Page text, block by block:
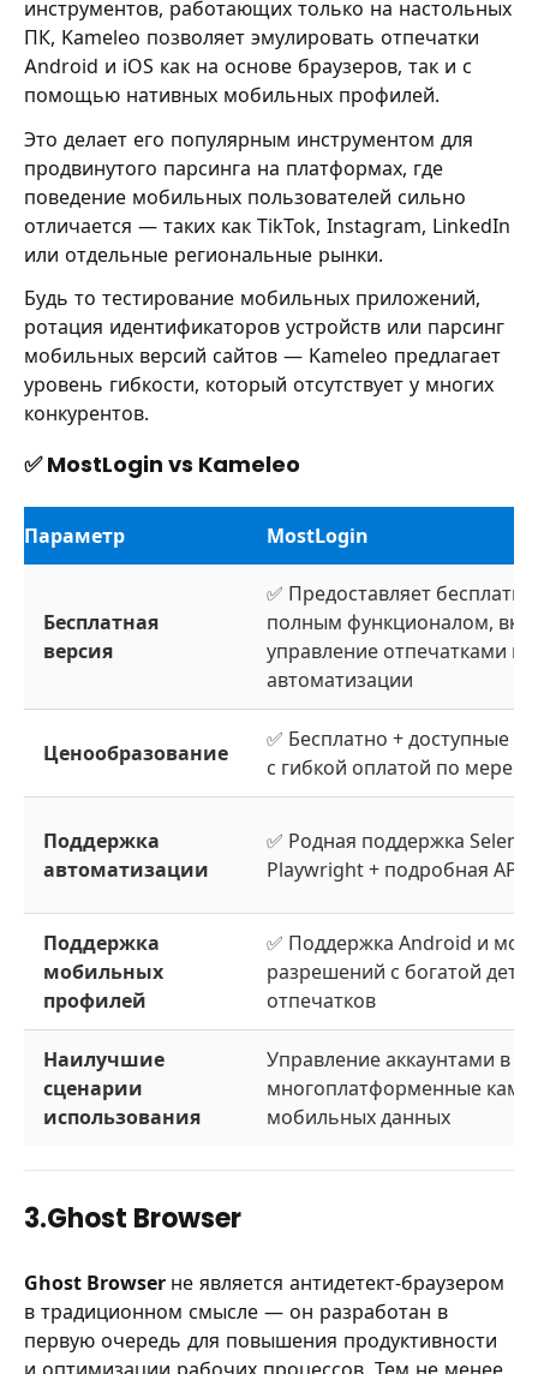
инструментов, работающих только на настольных
ПК, Kameleo позволяет эмулировать отпечатки
Android и iOS как на основе браузеров, так и с
помощью нативных мобильных профилей.
Это делает его популярным инструментом для
продвинутого парсинга на платформах, где
поведение мобильных пользователей сильно
отличается — таких как TikTok, Instagram, LinkedIn
или отдельные региональные рынки.
Будь то тестирование мобильных приложений,
ротация идентификаторов устройств или парсинг
мобильных версий сайтов — Kameleo предлагает
уровень гибкости, который отсутствует у многих
конкурентов.
✅ MostLogin vs Kameleo
Параметр MostLogin
Бесплатная
версия
✅ Предоставляет
полным функционалом,
управление отпечатками и
автоматизации
Ценообразование
✅ Бесплатно + доступные
с гибкой оплатой по мере
Поддержка
автоматизации
✅ Родная поддержка
Playwright + подробная API-
Поддержка
мобильных
профилей
✅ Поддержка Android и
разрешений с богатой
отпечатков
Наилучшие
сценарии
использования
Управление аккаунтами в
многоплатформенные
мобильных данных
3.Ghost Browser
Ghost Browser не является антидетект-браузером
в традиционном смысле — он разработан в
первую очередь для повышения продуктивности